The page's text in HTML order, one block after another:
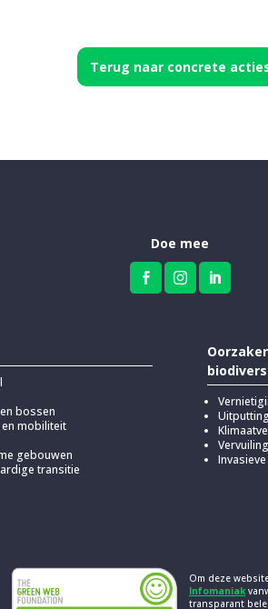
Terug naar concrete
Doe mee
  
bossen
en mobiliteit
gebouwen
transitie
Vervuiling
Om deze
Infomaniak
transparant